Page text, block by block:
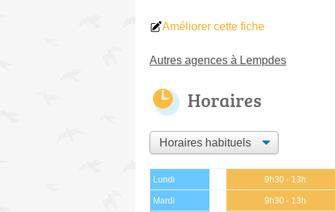
Améliorer cette fiche
Autres agences à Lempdes
Horaires
Lundi 9h30 - 13h
Mardi 9h30 - 13h